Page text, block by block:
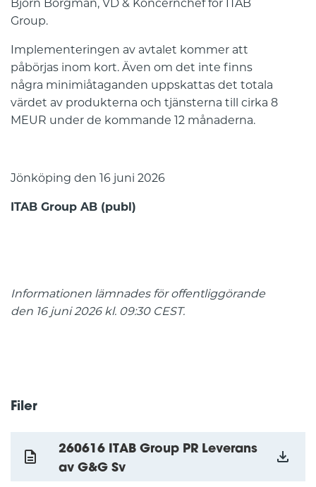
Björn Borgman, VD & Koncernchef för ITAB
Group.
Implementeringen av avtalet kommer att
påbörjas inom kort. Även om det inte finns
några minimiåtaganden uppskattas det totala
värdet av produkterna och tjänsterna till cirka 8
MEUR under de kommande 12 månaderna.
Jönköping den 16 juni 2026
ITAB Group AB (publ)
Informationen lämnades för offentliggörande
den 16 juni 2026 kl. 09:30 CEST.
Filer
260616 ITAB Group PR Leverans
av G&G Sv